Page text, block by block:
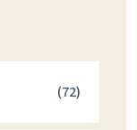
(72)